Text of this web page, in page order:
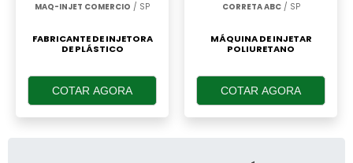
MAQ-INJET COMERCIO / SP
FABRICANTE DE INJETORA
DE PLÁSTICO
COTAR AGORA
CORRETA ABC/ SP
MÁQUINA DE INJETAR
POLIURETANO
COTAR AGORA